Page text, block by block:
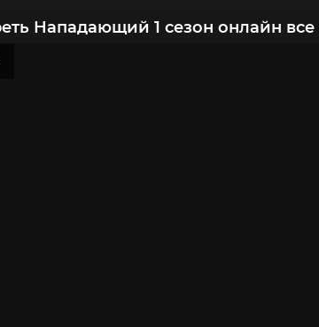
Нападающий 1 сезон онлайн